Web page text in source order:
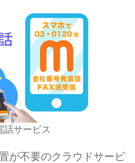
話サービス
が不要のクラウドサービ